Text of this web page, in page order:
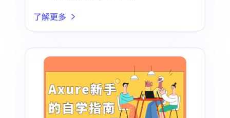
从“新”出发，奔赴更美好的愿景
了解更多